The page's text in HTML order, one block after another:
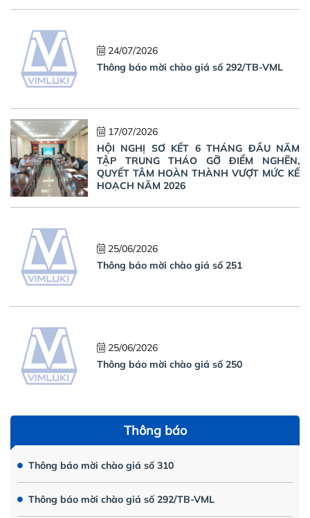
24/07/2026
Thông báo mời chào giá số 292/TB-VML
17/07/2026
HỘI NGHỊ SƠ KẾT 6 THÁNG ĐẦU NĂM
TẬP TRUNG THÁO GỠ ĐIỂM NGHẼN,
QUYẾT TÂM HOÀN THÀNH VƯỢT MỨC KẾ
HOẠCH NĂM 2026
25/06/2026
Thông báo mời chào giá số 251
25/06/2026
Thông báo mời chào giá số 250
Thông báo
Thông báo mời chào giá số 310
Thông báo mời chào giá số 292/TB-VML